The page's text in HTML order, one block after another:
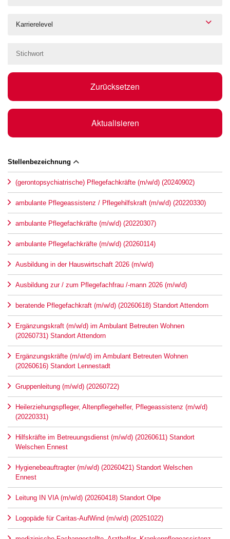
Karrierelevel
Zurücksetzen
Aktualisieren
Stellenbezeichnung
(gerontopsychiatrische) Pflegefachkräfte (m/w/d) (20240902)
ambulante Pflegeassistenz / Pflegehilfskraft (m/w/d) (20220330)
ambulante Pflegefachkräfte (m/w/d) (20220307)
ambulante Pflegefachkräfte (m/w/d) (20260114)
Ausbildung in der Hauswirtschaft 2026 (m/w/d)
Ausbildung zur / zum Pflegefachfrau /-mann 2026 (m/w/d)
beratende Pflegefachkraft (m/w/d) (20260618) Standort Attendorn
Ergänzungskraft (m/w/d) im Ambulant Betreuten Wohnen
(20260731) Standort Attendorn
Ergänzungskräfte (m/w/d) im Ambulant Betreuten Wohnen
(20260616) Standort Lennestadt
Gruppenleitung (m/w/d) (20260722)
Heilerziehungspfleger, Altenpflegehelfer, Pflegeassistenz (m/w/d)
(20220331)
Hilfskräfte im Betreuungsdienst (m/w/d) (20260611) Standort
Welschen Ennest
Hygienebeauftragter (m/w/d) (20260421) Standort Welschen
Ennest
Leitung IN VIA (m/w/d) (20260418) Standort Olpe
Logopäde für Caritas-AufWind (m/w/d) (20251022)